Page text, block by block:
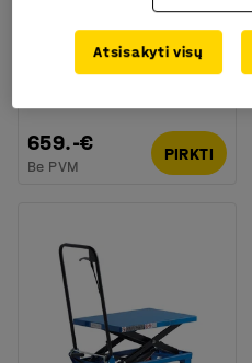
Hidraulinis vežimėlis-
liftas ACE, 350 kg,
910x500mm
659.-€
Be PVM
PIRKTI
Atsisakyti visų